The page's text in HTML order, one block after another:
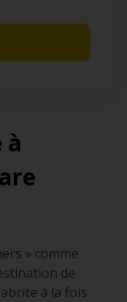
à
» comme
de
à la fois